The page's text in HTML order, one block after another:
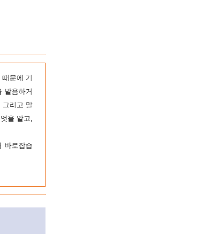
문에 기
발음하거
그리고 말
을 알고,
바로잡습